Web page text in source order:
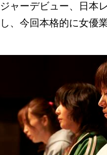
ャーデビュー、日本
、今回本格的に女優